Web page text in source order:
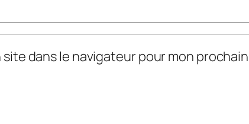
dans le navigateur pour mon